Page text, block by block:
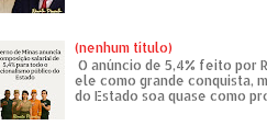
(nenhum título)
O anúncio de 5,4% feito por
ele como grande conquista,
do Estado soa quase como